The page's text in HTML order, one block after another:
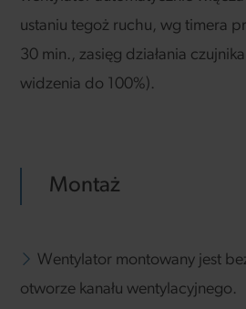
ustaniu tegoż ruchu, wg timera
30 min., zasięg działania
widzenia do 100%).
Montaż
Wentylator montowany jest
otworze kanału wentylacyjnego.